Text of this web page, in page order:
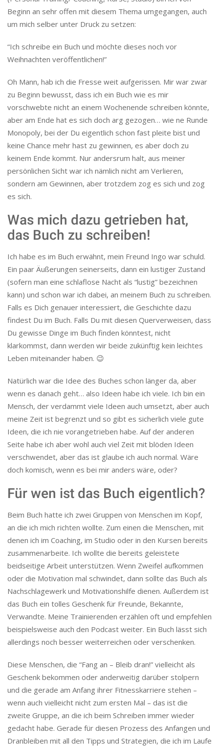
Beginn an sehr offen mit diesem Thema umgegangen, auch
um mich selber unter Druck zu setzen:
“Ich schreibe ein Buch und möchte dieses noch vor
Weihnachten veröffentlichen!”
Oh Mann, hab ich die Fresse weit aufgerissen. Mir war zwar
zu Beginn bewusst, dass ich ein Buch wie es mir
vorschwebte nicht an einem Wochenende schreiben könnte,
aber am Ende hat es sich doch arg gezogen… wie ne Runde
Monopoly, bei der Du eigentlich schon fast pleite bist und
keine Chance mehr hast zu gewinnen, es aber doch zu
keinem Ende kommt. Nur andersrum halt, aus meiner
persönlichen Sicht war ich nämlich nicht am Verlieren,
sondern am Gewinnen, aber trotzdem zog es sich und zog
es sich.
Was mich dazu getrieben hat,
das Buch zu schreiben!
Ich habe es im Buch erwähnt, mein Freund Ingo war schuld.
Ein paar Äußerungen seinerseits, dann ein lustiger Zustand
(sofern man eine schlaflose Nacht als “lustig” bezeichnen
kann) und schon war ich dabei, an meinem Buch zu schreiben.
Falls es Dich genauer interessiert, die Geschichte dazu
findest Du im Buch. Falls Du mit diesen Querverweisen, dass
Du gewisse Dinge im Buch finden könntest, nicht
klarkommst, dann werden wir beide zukünftig kein leichtes
Leben miteinander haben. 😉
Natürlich war die Idee des Buches schon länger da, aber
wenn es danach geht… also Ideen habe ich viele. Ich bin ein
Mensch, der verdammt viele Ideen auch umsetzt, aber auch
meine Zeit ist begrenzt und so gibt es sicherlich viele gute
Ideen, die ich nie vorangetrieben habe. Auf der anderen
Seite habe ich aber wohl auch viel Zeit mit blöden Ideen
verschwendet, aber das ist glaube ich auch normal. Wäre
doch komisch, wenn es bei mir anders wäre, oder?
Für wen ist das Buch eigentlich?
Beim Buch hatte ich zwei Gruppen von Menschen im Kopf,
an die ich mich richten wollte. Zum einen die Menschen, mit
denen ich im Coaching, im Studio oder in den Kursen bereits
zusammenarbeite. Ich wollte die bereits geleistete
beidseitige Arbeit unterstützen. Wenn Zweifel aufkommen
oder die Motivation mal schwindet, dann sollte das Buch als
Nachschlagewerk und Motivationshilfe dienen. Außerdem ist
das Buch ein tolles Geschenk für Freunde, Bekannte,
Verwandte. Meine Trainierenden erzählen oft und empfehlen
beispielsweise auch den Podcast weiter. Ein Buch lässt sich
allerdings noch besser weiterreichen oder verschenken.
Diese Menschen, die “Fang an – Bleib dran!” vielleicht als
Geschenk bekommen oder anderweitig darüber stolpern
und die gerade am Anfang ihrer Fitnesskarriere stehen –
wenn auch vielleicht nicht zum ersten Mal – das ist die
zweite Gruppe, an die ich beim Schreiben immer wieder
gedacht habe. Gerade für diesen Prozess des Anfangen und
Dranbleiben mit all den Tipps und Strategien, die ich im Laufe